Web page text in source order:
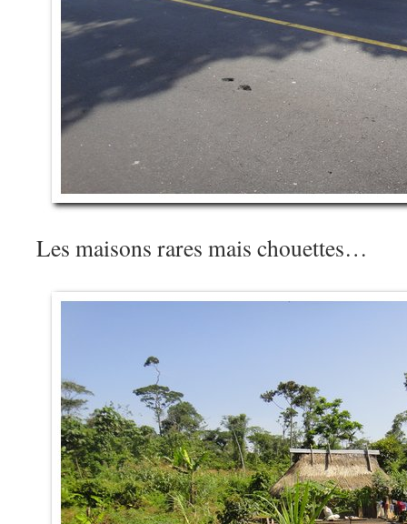
Les maisons rares mais chouettes…